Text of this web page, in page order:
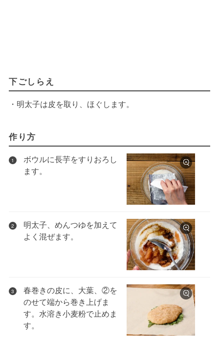
下ごしらえ
・明太子は皮を取り、ほぐします。
作り方
1
ボウルに長芋をすりおろし
ます。
2
明太子、めんつゆを加えて
よく混ぜます。
3
春巻きの皮に、大葉、②を
のせて端から巻き上げま
す。水溶き小麦粉で止めま
す。